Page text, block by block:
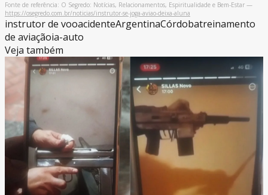
Fonte de referência: O Segredo: Notícias, Relacionamentos, Espiritualidade e Bem-Estar —
https://osegredo.com.br/noticias/instrutor-se-joga-aviao-deixa-aluna
instrutor de vooacidenteArgentinaCórdobatreinamento
de aviaçãoia-auto
Veja também